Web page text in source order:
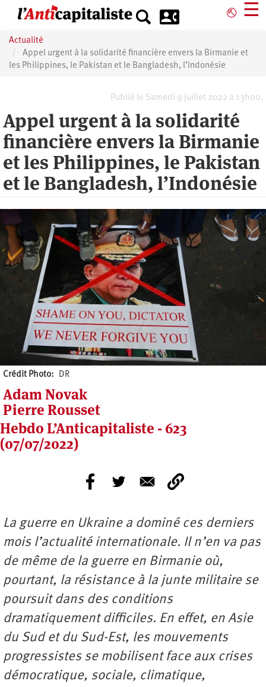
principal
⎋ ☰
Actualité
Appel urgent à la solidarité financière envers la Birmanie et
les Philippines, le Pakistan et le Bangladesh, l’Indonésie
Publié le Samedi 9 juillet 2022 à 13h00.
Appel urgent à la solidarité
financière envers la Birmanie
et les Philippines, le Pakistan
et le Bangladesh, l’Indonésie
Crédit Photo DR
Adam Novak
Pierre Rousset
Hebdo L’Anticapitaliste - 623
(07/07/2022)
La guerre en Ukraine a dominé ces derniers
mois l’actualité internationale. Il n’en va pas
de même de la guerre en Birmanie où,
pourtant, la résistance à la junte militaire se
poursuit dans des conditions
dramatiquement difficiles. En effet, en Asie
du Sud et du Sud-Est, les mouvements
progressistes se mobilisent face aux crises
démocratique, sociale, climatique,